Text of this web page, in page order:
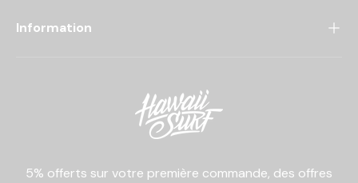
Information
5% offerts sur votre première commande, des offres